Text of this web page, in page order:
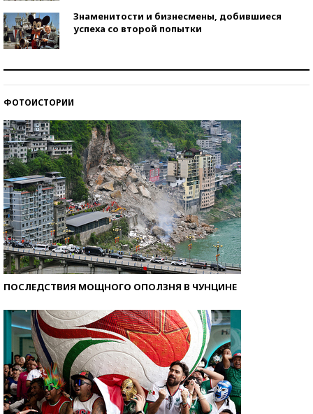
Знаменитости и бизнесмены, добившиеся
успеха со второй попытки
ФОТОИСТОРИИ
ПОСЛЕДСТВИЯ МОЩНОГО ОПОЛЗНЯ В ЧУНЦИНЕ